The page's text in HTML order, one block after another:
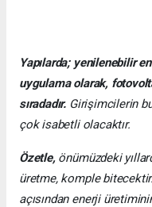
Yapılarda; yenilenebilir
uygulama olarak,
sıradadır. Girişimcilerin
çok isabetli olacaktır.
Özetle,önümüzdeki
üretme, komple
açısından enerji